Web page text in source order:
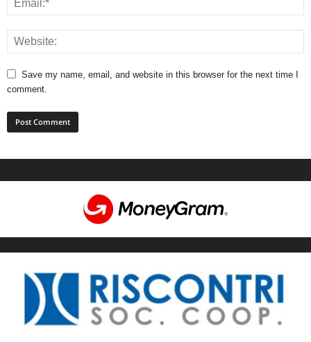
Save my name, email, and website in this browser for the next time I
comment.